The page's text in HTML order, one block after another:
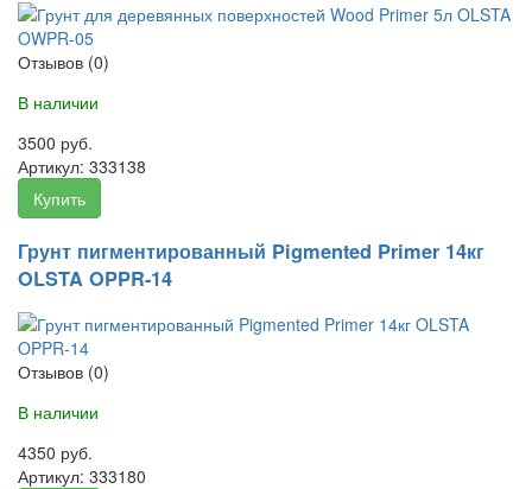
Отзывов (0)
В наличии
3500 руб.
Артикул: 333138
Купить
Грунт пигментированный Pigmented Primer 14кг
OLSTA OPPR-14
Отзывов (0)
В наличии
4350 руб.
Артикул: 333180